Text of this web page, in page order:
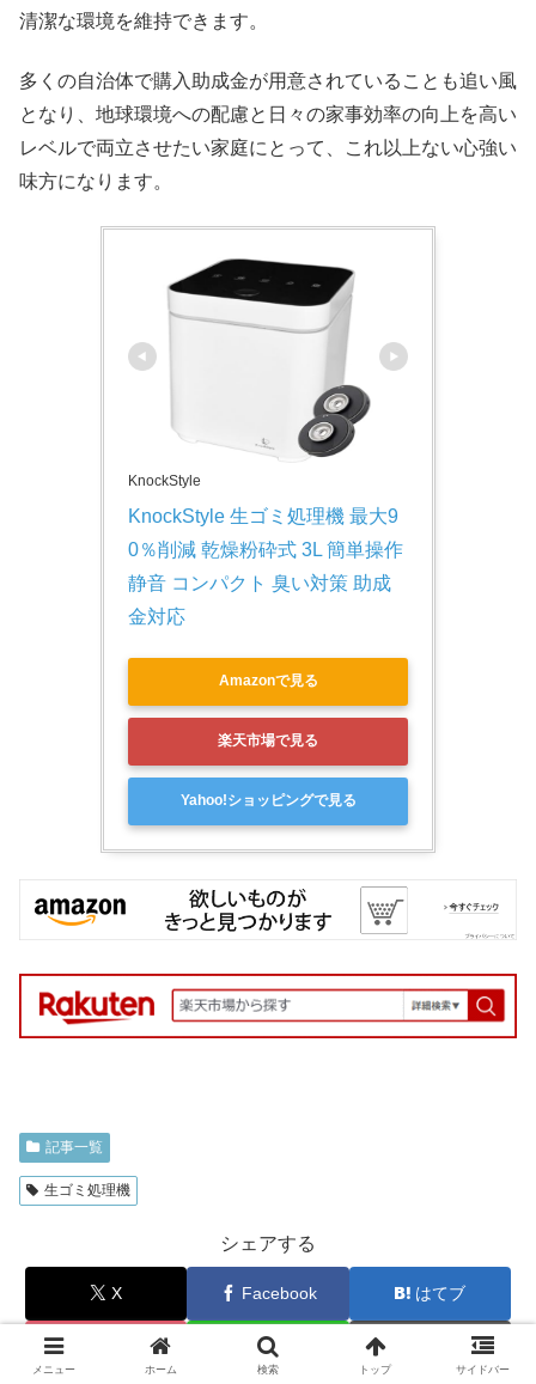
清潔な環境を維持できます。
多くの自治体で購入助成金が用意されていることも追い風
となり、地球環境への配慮と日々の家事効率の向上を高い
レベルで両立させたい家庭にとって、これ以上ない心強い
味方になります。
KnockStyle
KnockStyle 生ゴミ処理機 最大9
0％削減 乾燥粉砕式 3L 簡単操作
静音 コンパクト 臭い対策 助成
金対応
Amazonで見る
楽天市場で見る
Yahoo!ショッピングで見る
記事一覧
生ゴミ処理機
シェアする
X Facebook はてブ
LINE
メニュー ホーム 検索 トップ サイドバー